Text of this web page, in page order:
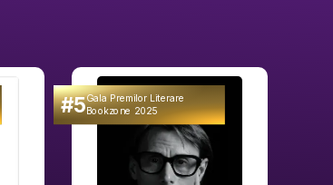
#5Gala Premilor Literare
Bookzone 2025